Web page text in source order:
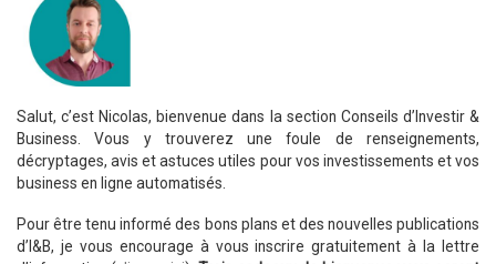
Salut, c’est Nicolas, bienvenue dans la section Conseils d’Investir &
Business. Vous y trouverez une foule de renseignements,
décryptages, avis et astuces utiles pour vos investissements et vos
business en ligne automatisés.
Pour être tenu informé des bons plans et des nouvelles publications
d’I&B, je vous encourage à vous inscrire gratuitement à la lettre